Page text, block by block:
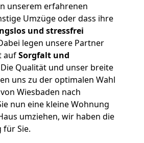
unserem erfahrenen
Umzüge oder dass ihre
und stressfrei
legen unsere Partner
aufSorgfalt und
Die Qualität und unser breite
uns zu der optimalen Wahl
Wiesbaden nach
nun eine kleine Wohnung
umziehen, wir haben die
für Sie.